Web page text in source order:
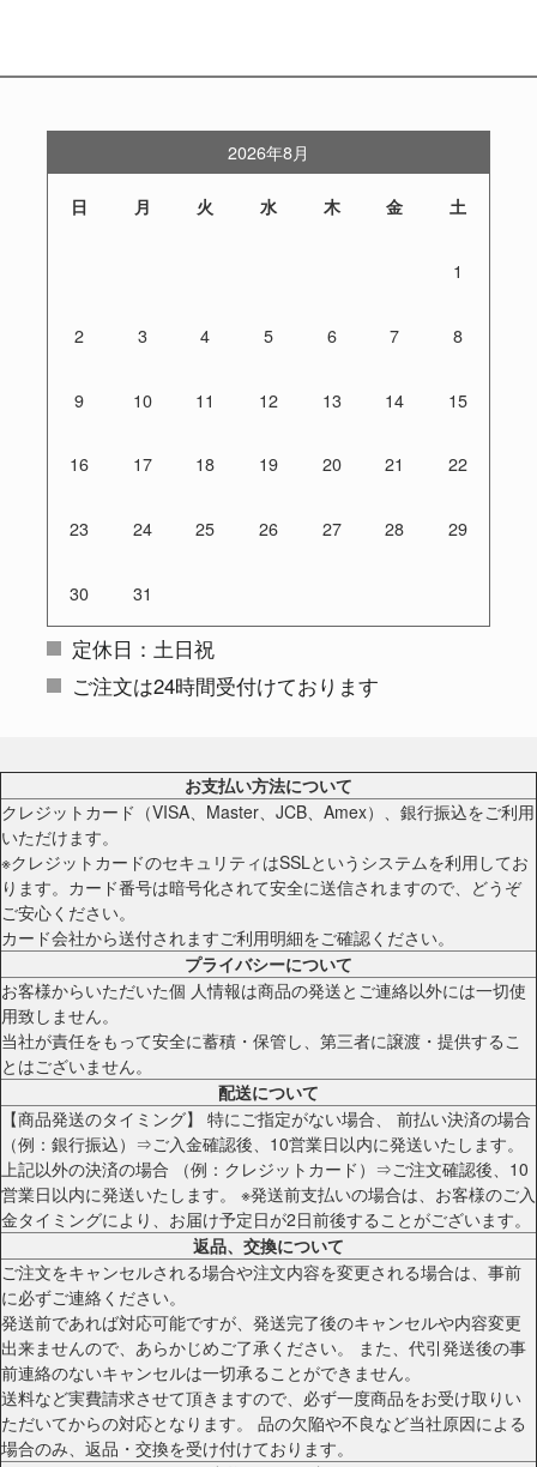
2026年8月
日 月 火 水 木 金 土
1
2 3 4 5 6 7 8
9 10 11 12 13 14 15
16 17 18 19 20 21 22
23 24 25 26 27 28 29
30 31
定休日：土日祝
ご注文は24時間受付けております
お支払い方法について
クレジットカード（VISA、Master、JCB、Amex）、銀行振込をご利用
いただけます。
※クレジットカードのセキュリティはSSLというシステムを利用してお
ります。カード番号は暗号化されて安全に送信されますので、どうぞ
ご安心ください。
カード会社から送付されますご利用明細をご確認ください。
プライバシーについて
お客様からいただいた個 人情報は商品の発送とご連絡以外には一切使
用致しません。
当社が責任をもって安全に蓄積・保管し、第三者に譲渡・提供するこ
とはございません。
配送について
【商品発送のタイミング】 特にご指定がない場合、 前払い決済の場合
（例：銀行振込）⇒ご入金確認後、10営業日以内に発送いたします。
上記以外の決済の場合 （例：クレジットカード）⇒ご注文確認後、10
営業日以内に発送いたします。 ※発送前支払いの場合は、お客様のご入
金タイミングにより、お届け予定日が2日前後することがございます。
返品、交換について
ご注文をキャンセルされる場合や注文内容を変更される場合は、事前
に必ずご連絡ください。
発送前であれば対応可能ですが、発送完了後のキャンセルや内容変更
出来ませんので、あらかじめご了承ください。 また、代引発送後の事
前連絡のないキャンセルは一切承ることができません。
送料など実費請求させて頂きますので、必ず一度商品をお受け取りい
ただいてからの対応となります。 品の欠陥や不良など当社原因による
場合のみ、返品・交換を受け付けております。